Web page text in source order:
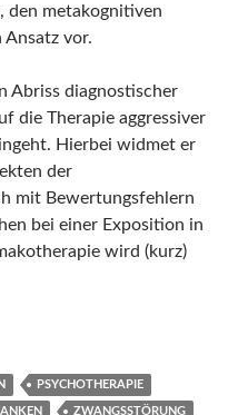
den metakognitiven
vor.
Abriss diagnostischer
die Therapie aggressiver
Hierbei widmet er
der
mit Bewertungsfehlern
bei einer Exposition in
wird (kurz)
Ein
PSYCHOTHERAPIE
ZWANGSSTÖRUNG